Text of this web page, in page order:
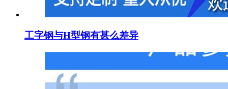
工字钢与H型钢有甚么差异